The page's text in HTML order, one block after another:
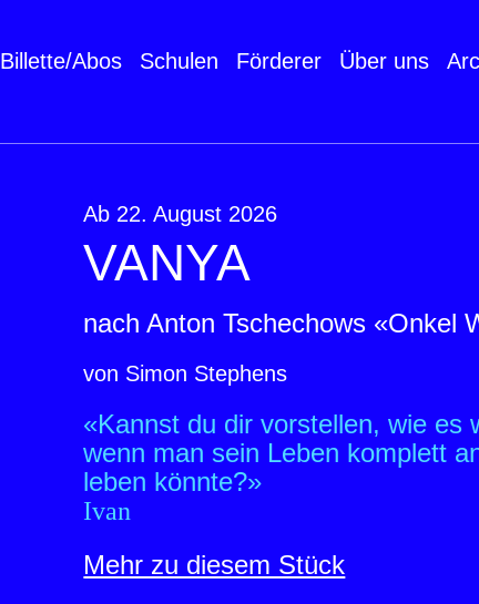
Billette/Abos Schulen Förderer Über uns
Ab 22. August 2026
VANYA
nach Anton Tschechows «Onkel
von Simon Stephens
«Kannst du dir vorstellen, wie es
wenn man sein Leben komplett
leben könnte?»
Ivan
Mehr zu diesem Stück